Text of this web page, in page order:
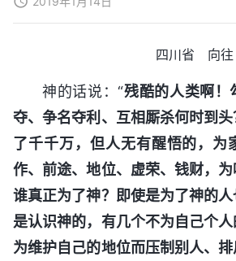
四川省 向往
神的话说：“残酷的人类啊！
夺、争名夺利、互相厮杀何时到
了千千万，但人无有醒悟的，为
作、前途、地位、虚荣、钱财，
谁真正为了神？即使是为了神的
是认识神的，有几个不为自己个
为维护自己的地位而压制别人、排